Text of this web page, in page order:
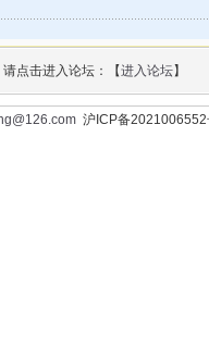
点击进入论坛：【进入论坛】
沪ICP备